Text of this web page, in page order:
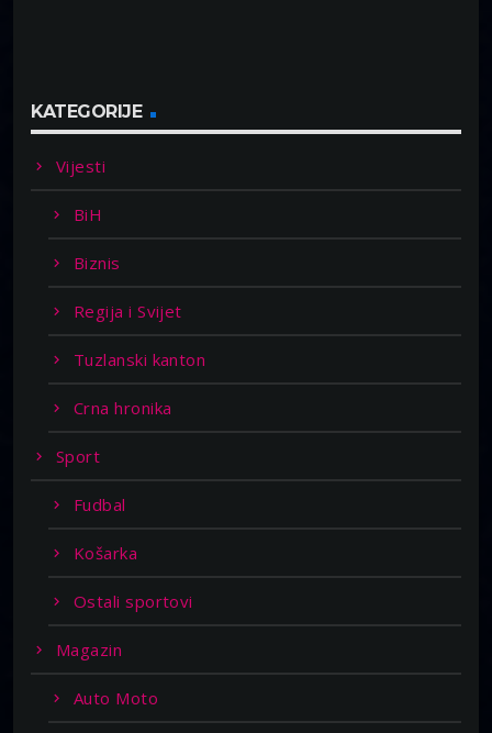
KATEGORIJE
Vijesti
BiH
Biznis
Regija i Svijet
Tuzlanski kanton
Crna hronika
Sport
Fudbal
Košarka
Ostali sportovi
Magazin
Auto Moto